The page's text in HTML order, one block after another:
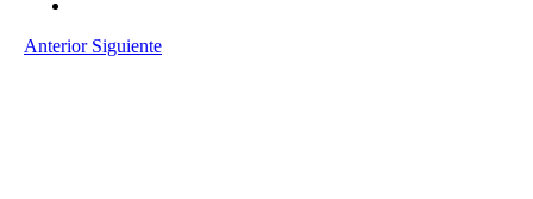
Anterior Siguiente